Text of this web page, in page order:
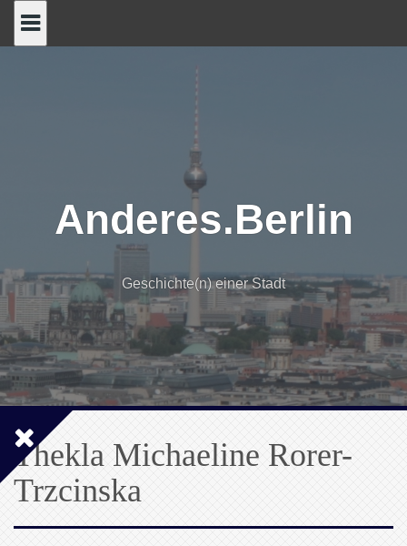
Anderes.Berlin
Geschichte(n) einer Stadt
Thekla Michaeline Rorer-
Trzcinska